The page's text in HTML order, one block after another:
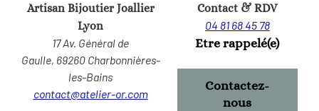
Artisan Bijoutier Joallier
Lyon
17 Av. Général de
Gaulle, 69260 Charbonnières-
les-Bains
contact@atelier-or.com
Contact & RDV
04 81 68 45 78
Etre rappelé(e)
Contactez-
nous